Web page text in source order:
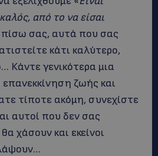
από το να είσαι
σας, αυτά που σας
κάτι καλύτερο,
Κάντε γενικότερα μια
ζωής και
τίποτε ακόμη, συνεχίστε
αυτοί που δεν σας
χάσουν και εκείνοι